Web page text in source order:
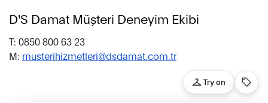
D'S Damat Müşteri Deneyim Ekibi
T: 0850 800 63 23
M: musterihizmetleri@dsdamat.com.tr